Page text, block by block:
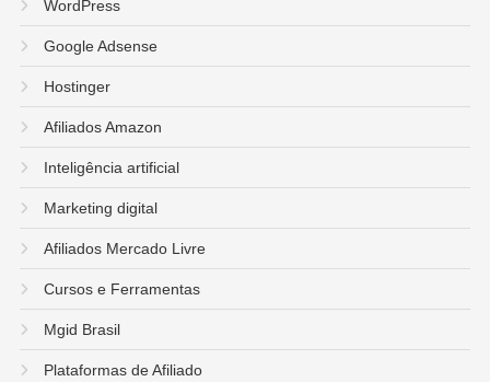
WordPress
Google Adsense
Hostinger
Afiliados Amazon
Inteligência artificial
Marketing digital
Afiliados Mercado Livre
Cursos e Ferramentas
Mgid Brasil
Plataformas de Afiliado